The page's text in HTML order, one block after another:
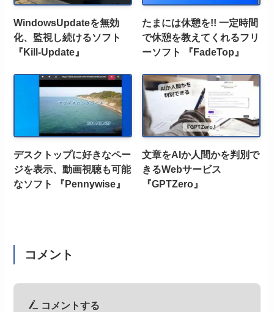
WindowsUpdateを無効
化、監視し続けるソフト
『Kill-Update』
たまには休憩を!! 一定時間
で休憩を教えてくれるフリ
ーソフト 『FadeTop』
デスクトップに好きなペー
ジを表示、動画視聴も可能
なソフト 『Pennywise』
文章をAIか人間かを判別で
きるWebサービス
『GPTZero』
コメント
コメントする